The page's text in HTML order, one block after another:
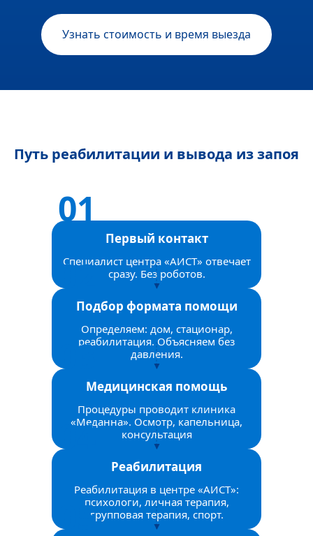
Узнать стоимость и время выезда
Путь реабилитации и вывода из запоя
Первый контакт
Специалист центра «АИСТ» отвечает
сразу. Без роботов.
Подбор формата помощи
Определяем: дом, стационар,
реабилитация. Объясняем без
давления.
Медицинская помощь
Процедуры проводит клиника
«Меданна». Осмотр, капельница,
консультация
Реабилитация
Реабилитация в центре «АИСТ»:
психологи, личная терапия,
групповая терапия, спорт.